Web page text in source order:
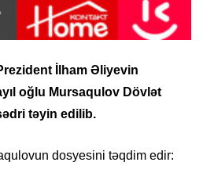
İlham Əliyevin
oğlu Mursaqulov Dövlət
təyin edilib.
dosyesini təqdim edir: